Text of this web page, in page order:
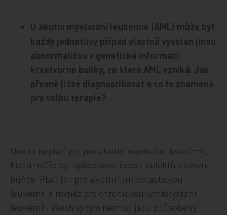
U akutní myeloidní leukémie (AML) může být
každý jednotlivý případ vlastně vyvolán jinou
abnormalitou v genetické informaci
krvetvorné buňky, ze které AML vzniká. Jak
přesně ji lze diagnostikovat a co to znamená
pro volbu terapie?
Ono to neplatí jen pro akutní myeloidní leukémii,
která může být způsobena řadou defektů v krevní
buňce. Platí to i pro akutní lymfoblastickou
leukémii a rovněž pro chronickou lymfocytární
leukémii. Všechny tyto nemoci jsou způsobeny